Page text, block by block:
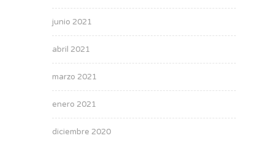
junio 2021
abril 2021
marzo 2021
enero 2021
diciembre 2020